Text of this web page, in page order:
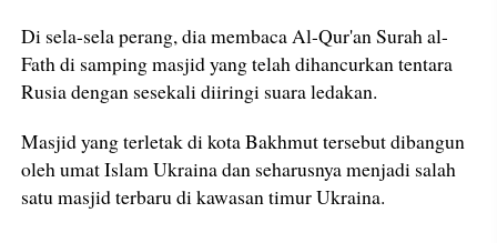
Di sela-sela perang, dia membaca Al-Qur'an Surah al-
Fath di samping masjid yang telah dihancurkan tentara
Rusia dengan sesekali diiringi suara ledakan.
Masjid yang terletak di kota Bakhmut tersebut dibangun
oleh umat Islam Ukraina dan seharusnya menjadi salah
satu masjid terbaru di kawasan timur Ukraina.